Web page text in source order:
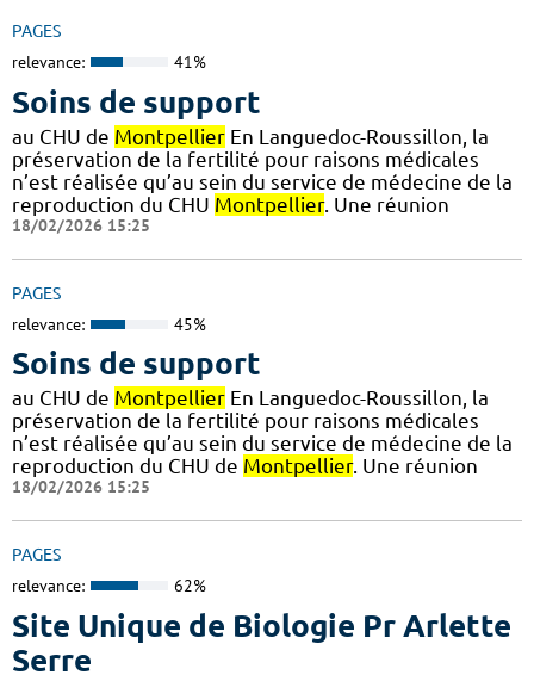
PAGES
relevance: 41%
Soins de support
au CHU de Montpellier En Languedoc-Roussillon, la
préservation de la fertilité pour raisons médicales
n’est réalisée qu’au sein du service de médecine de la
reproduction du CHU Montpellier. Une réunion
18/02/2026 15:25
PAGES
relevance: 45%
Soins de support
au CHU de Montpellier En Languedoc-Roussillon, la
préservation de la fertilité pour raisons médicales
n’est réalisée qu’au sein du service de médecine de la
reproduction du CHU de Montpellier. Une réunion
18/02/2026 15:25
PAGES
relevance: 62%
Site Unique de Biologie Pr Arlette
Serre